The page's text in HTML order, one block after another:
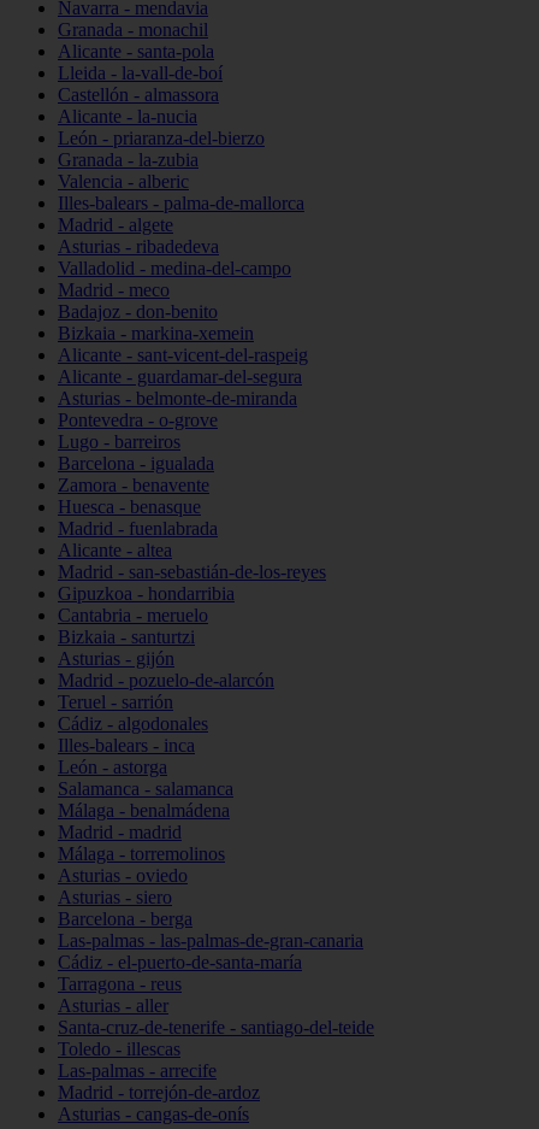
Navarra - mendavia
Granada - monachil
Alicante - santa-pola
Lleida - la-vall-de-boí
Castellón - almassora
Alicante - la-nucia
León - priaranza-del-bierzo
Granada - la-zubia
Valencia - alberic
Illes-balears - palma-de-mallorca
Madrid - algete
Asturias - ribadedeva
Valladolid - medina-del-campo
Madrid - meco
Badajoz - don-benito
Bizkaia - markina-xemein
Alicante - sant-vicent-del-raspeig
Alicante - guardamar-del-segura
Asturias - belmonte-de-miranda
Pontevedra - o-grove
Lugo - barreiros
Barcelona - igualada
Zamora - benavente
Huesca - benasque
Madrid - fuenlabrada
Alicante - altea
Madrid - san-sebastián-de-los-reyes
Gipuzkoa - hondarribia
Cantabria - meruelo
Bizkaia - santurtzi
Asturias - gijón
Madrid - pozuelo-de-alarcón
Teruel - sarrión
Cádiz - algodonales
Illes-balears - inca
León - astorga
Salamanca - salamanca
Málaga - benalmádena
Madrid - madrid
Málaga - torremolinos
Asturias - oviedo
Asturias - siero
Barcelona - berga
Las-palmas - las-palmas-de-gran-canaria
Cádiz - el-puerto-de-santa-maría
Tarragona - reus
Asturias - aller
Santa-cruz-de-tenerife - santiago-del-teide
Toledo - illescas
Las-palmas - arrecife
Madrid - torrejón-de-ardoz
Asturias - cangas-de-onís